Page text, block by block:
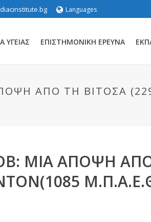
Languages
ΥΓΕΊΑΣ ΕΠΙΣΤΗΜΟΝΙΚΉ ΈΡΕΥΝΑ
ΑΠΌ ΤΗ ΒΊΤΟΣΑ
ΜΙΑ ΆΠΟΨΗ ΑΠΌ